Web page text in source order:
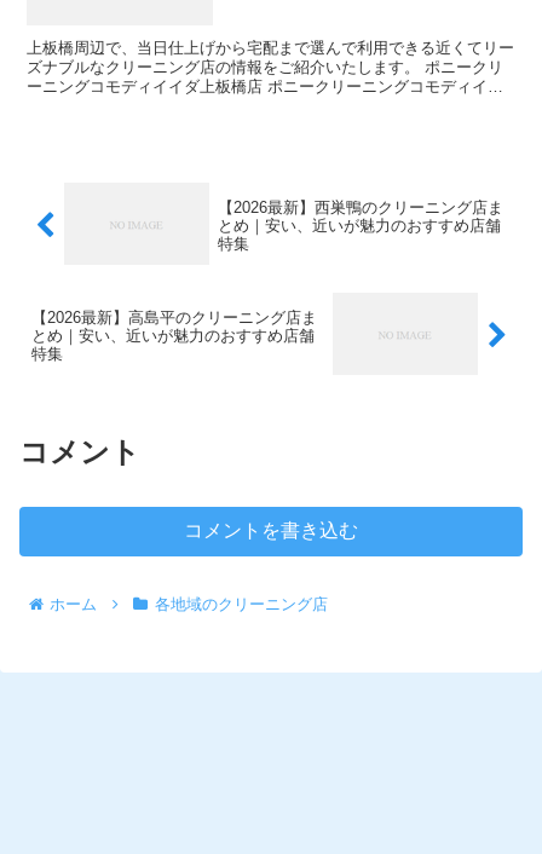
上板橋周辺で、当日仕上げから宅配まで選んで利用できる近くてリー
ズナブルなクリーニング店の情報をご紹介いたします。 ポニークリ
ーニングコモディイイダ上板橋店 ポニークリーニングコモディイイ
【2026最新】西巣鴨のクリーニング店ま
とめ｜安い、近いが魅力のおすすめ店舗
特集
【2026最新】高島平のクリーニング店ま
とめ｜安い、近いが魅力のおすすめ店舗
特集
コメント
コメントを書き込む
ホーム 各地域のクリーニング店